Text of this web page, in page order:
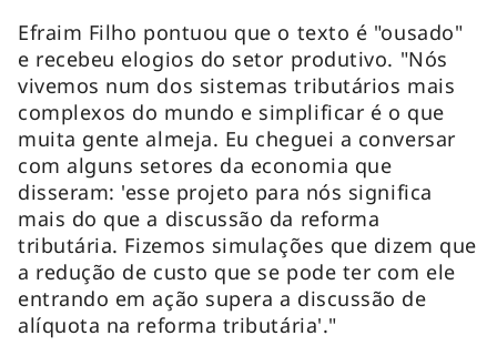
Efraim Filho pontuou que o texto é "ousado"
e recebeu elogios do setor produtivo. "Nós
vivemos num dos sistemas tributários mais
complexos do mundo e simplificar é o que
muita gente almeja. Eu cheguei a conversar
com alguns setores da economia que
disseram: 'esse projeto para nós significa
mais do que a discussão da reforma
tributária. Fizemos simulações que dizem que
a redução de custo que se pode ter com ele
entrando em ação supera a discussão de
alíquota na reforma tributária'."